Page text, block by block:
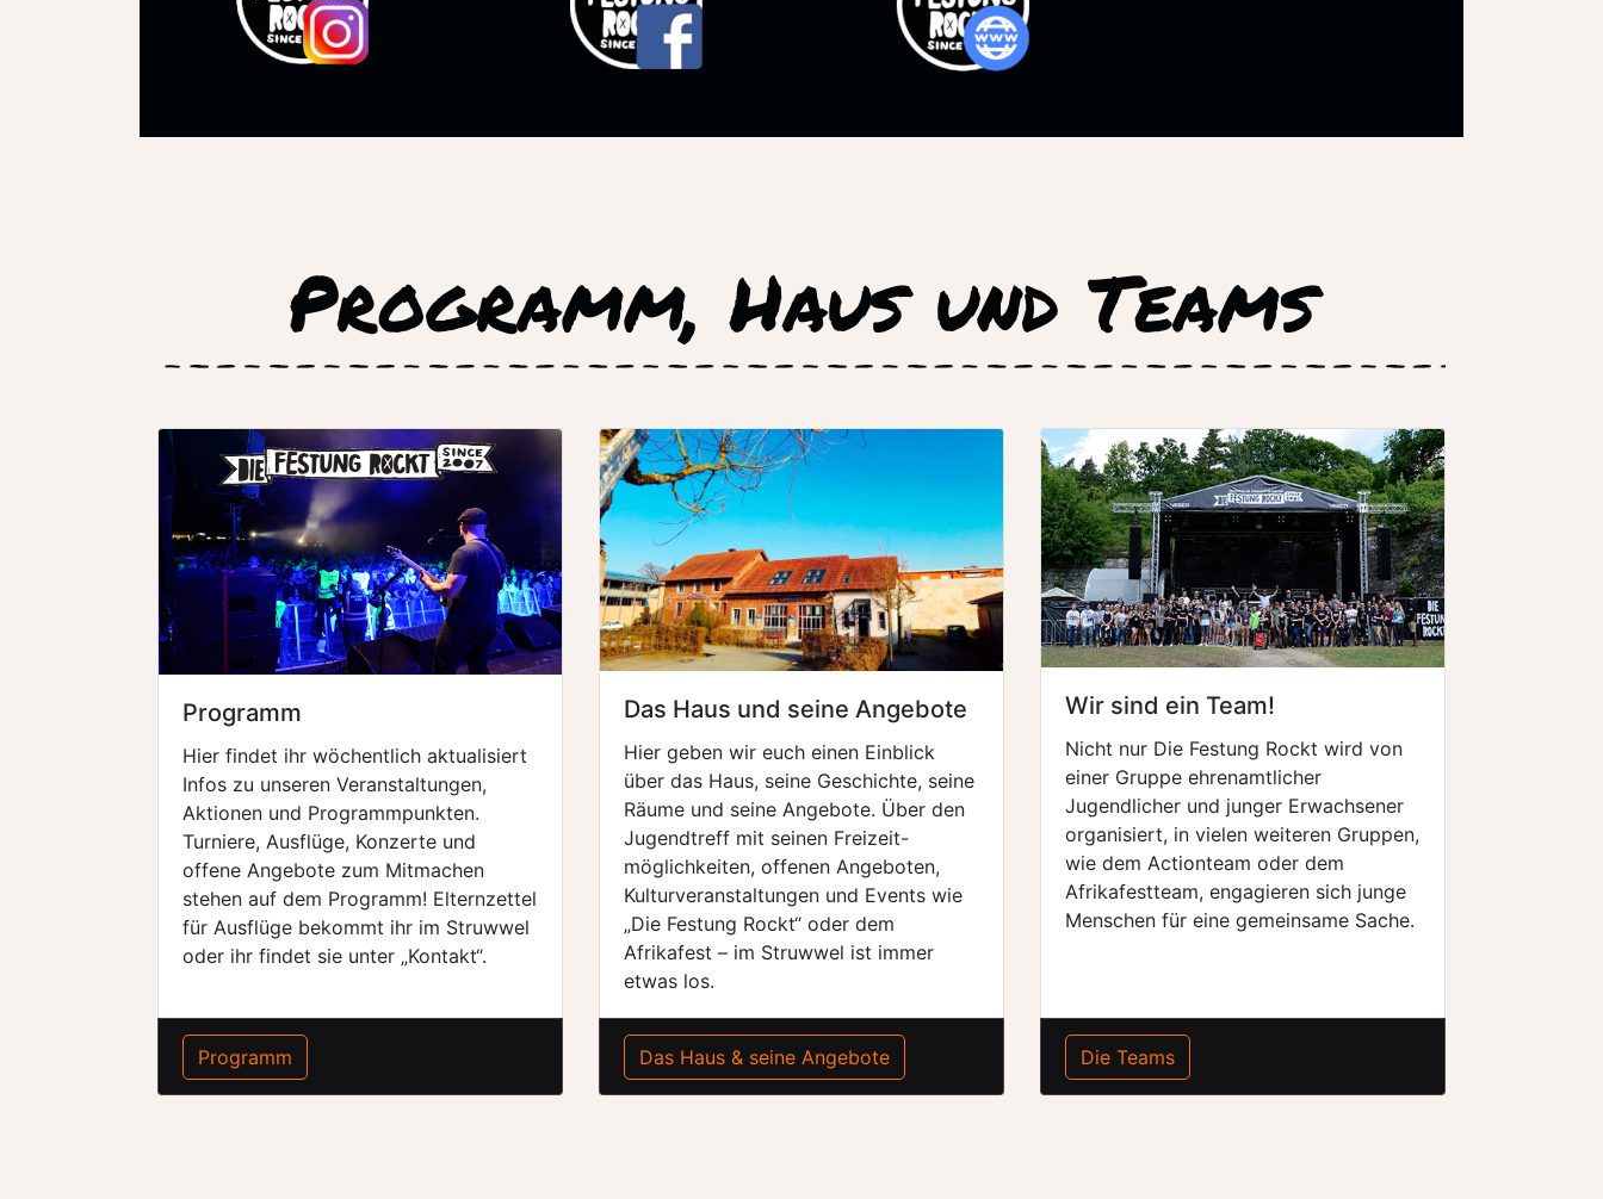
Programm, Haus und Teams
Programm
Hier findet ihr wöchentlich aktualisiert
Infos zu unseren Veranstaltungen,
Aktionen und Programmpunkten.
Turniere, Ausflüge, Konzerte und
offene Angebote zum Mitmachen
stehen auf dem Programm! Elternzettel
für Ausflüge bekommt ihr im Struwwel
oder ihr findet sie unter „Kontakt“.
Programm
Das Haus und seine Angebote
Hier geben wir euch einen Einblick
über das Haus, seine Geschichte, seine
Räume und seine Angebote. Über den
Jugendtreff mit seinen Freizeit-
möglichkeiten, offenen Angeboten,
Kulturveranstaltungen und Events wie
„Die Festung Rockt“ oder dem
Afrikafest – im Struwwel ist immer
etwas los.
Das Haus & seine Angebote
Wir sind ein Team!
Nicht nur Die Festung Rockt wird von
einer Gruppe ehrenamtlicher
Jugendlicher und junger Erwachsener
organisiert, in vielen weiteren Gruppen,
wie dem Actionteam oder dem
Afrikafestteam, engagieren sich junge
Menschen für eine gemeinsame Sache.
Die Teams